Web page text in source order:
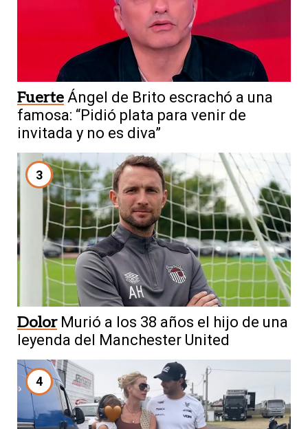
Fuerte Ángel de Brito escrachó a una
famosa: “Pidió plata para venir de
invitada y no es diva”
3
Dolor Murió a los 38 años el hijo de una
leyenda del Manchester United
4